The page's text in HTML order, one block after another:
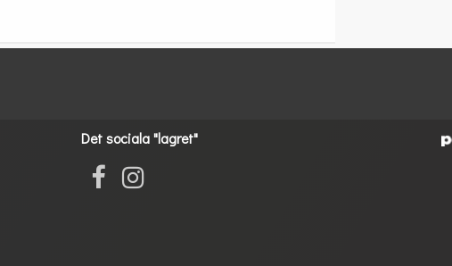
Det sociala "lagret"